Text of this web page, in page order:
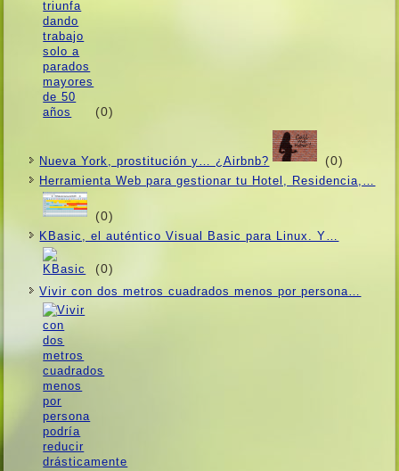
(0)
Nueva York, prostitución y… ¿Airbnb? (0)
Herramienta Web para gestionar tu Hotel, Residencia,…
(0)
KBasic, el auténtico Visual Basic para Linux. Y…
(0)
Vivir con dos metros cuadrados menos por persona…